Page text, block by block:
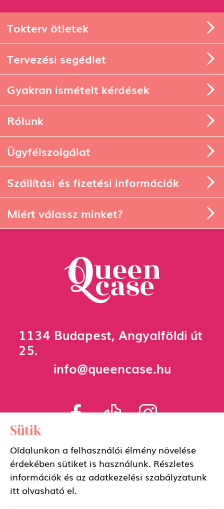
Tervezési segédlet
Gyakran ismételt kérdések
Ügyfélszolgálat
1134 Budapest, Angyalföldi út
25.
info@queencase.hu
Adatkezelési szabályzat
Általános szerződési feltételek
Sütik
Oldalunkon a felhasználói élmény növelése
érdekében sütiket is használunk. Részletes
információk és az adatkezelési szabályzatunk
itt olvasható el.